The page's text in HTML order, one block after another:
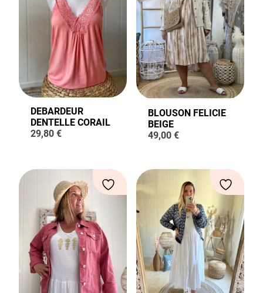
DEBARDEUR
DENTELLE CORAIL
29,80 €
BLOUSON FELICIE
BEIGE
49,00 €